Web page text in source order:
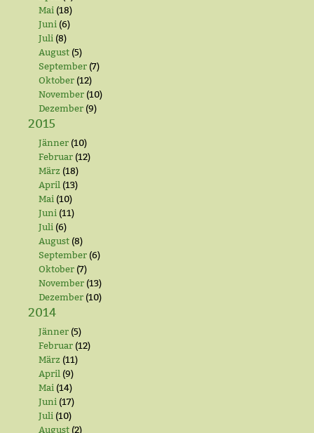
Mai (18)
Juni (6)
Juli (8)
August (5)
September (7)
Oktober (12)
November (10)
Dezember (9)
2015
Jänner (10)
Februar (12)
März (18)
April (13)
Mai (10)
Juni (11)
Juli (6)
August (8)
September (6)
Oktober (7)
November (13)
Dezember (10)
2014
Jänner (5)
Februar (12)
März (11)
April (9)
Mai (14)
Juni (17)
Juli (10)
August (2)